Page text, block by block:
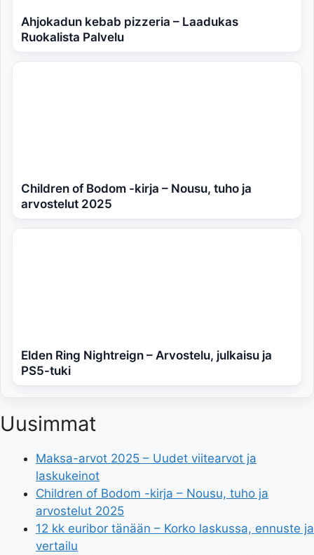
Ahjokadun kebab pizzeria – Laadukas
Ruokalista Palvelu
Children of Bodom -kirja – Nousu, tuho ja
arvostelut 2025
Elden Ring Nightreign – Arvostelu, julkaisu ja
PS5-tuki
Uusimmat
Maksa-arvot 2025 – Uudet viitearvot ja
laskukeinot
Children of Bodom -kirja – Nousu, tuho ja
arvostelut 2025
12 kk euribor tänään – Korko laskussa, ennuste ja
vertailu